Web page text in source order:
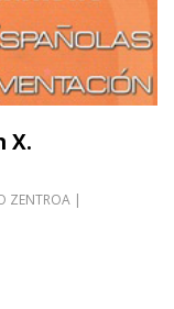
X.
ZENTROA |